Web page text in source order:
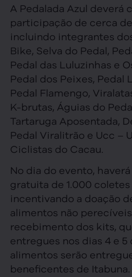
A Pedalada Azul deverá
participação de cerca
incluindo integrantes
Bike, Selva do Pedal,
Pedal das Luluzinhas e
Pedal dos Peixes, Pedal
Pedal Flamengo,
K-brutas, Águias do
Tartaruga Aposentada,
Pedal Viralitrão e Ucc –
Ciclistas do Cacau.
No dia do evento,
gratuita de 1.000 coletes
incentivando a doação
alimentos não
recebimento dos kits,
entregues nos dias 4 e 5
alimentos serão
beneficentes de Itabuna.